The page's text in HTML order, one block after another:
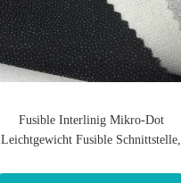
Fusible Interlinig Mikro-Dot
Leichtgewicht Fusible Schnittstelle,